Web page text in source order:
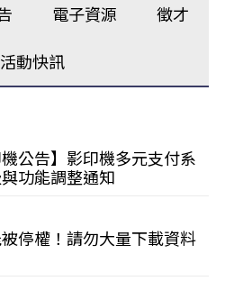
電子資源 徵才
活動快訊
機公告】影印機多元支付系
功能調整通知
停權！請勿大量下載資料